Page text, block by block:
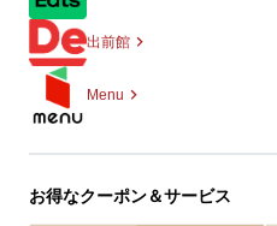
出前館
Menu
お得なクーポン＆サービス